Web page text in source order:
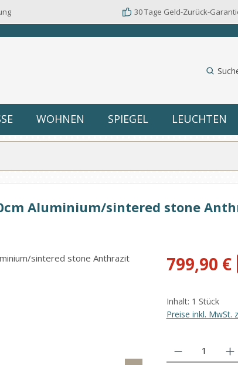
30 Tage Geld-Zurück-
WOHNEN SPIEGEL LEUCHTEN
Aluminium/sintered stone
Verkaufspreis:
799,90 €
Inhalt: 1 Stück
Preise inkl. MwSt.
Produkt Anzahl: